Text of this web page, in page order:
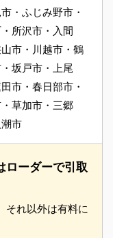
・ふじみ野市・
所沢市・入間
市・川越市・鶴
坂戸市・上尾
市・春日部市・
草加市・三郷
市
ローダーで引取
それ以外は有料に